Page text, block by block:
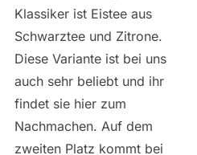
Klassiker ist Eistee aus
Schwarztee und Zitrone.
Diese Variante ist bei uns
auch sehr beliebt und ihr
findet sie hier zum
Nachmachen. Auf dem
zweiten Platz kommt bei